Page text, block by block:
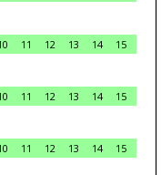
11 12 13 14
15
11 12 13 14
15
11 12 13 14
15